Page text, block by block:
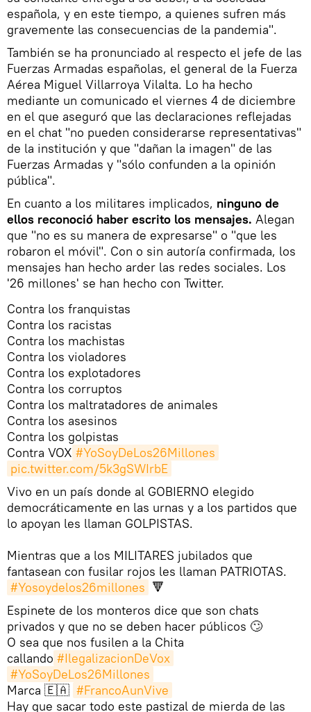
española, y en este tiempo, a quienes sufren más
gravemente las consecuencias de la pandemia".
También se ha pronunciado al respecto el jefe de las
Fuerzas Armadas españolas, el general de la Fuerza
Aérea Miguel Villarroya Vilalta. Lo ha hecho
mediante un comunicado el viernes 4 de diciembre
en el que aseguró que las declaraciones reflejadas
en el chat "no pueden considerarse representativas"
de la institución y que "dañan la imagen" de las
Fuerzas Armadas y "sólo confunden a la opinión
pública".
En cuanto a los militares implicados, ninguno de
ellos reconoció haber escrito los mensajes. Alegan
que "no es su manera de expresarse" o "que les
robaron el móvil". Con o sin autoría confirmada, los
mensajes han hecho arder las redes sociales. Los
'26 millones' se han hecho con Twitter.
Contra los franquistas
Contra los racistas
Contra los machistas
Contra los violadores
Contra los explotadores
Contra los corruptos
Contra los maltratadores de animales
Contra los asesinos
Contra los golpistas
Contra VOX #YoSoyDeLos26Millones
pic.twitter.com/5k3gSWIrbE
Vivo en un país donde al GOBIERNO elegido
democráticamente en las urnas y a los partidos que
lo apoyan les llaman GOLPISTAS.
Mientras que a los MILITARES jubilados que
fantasean con fusilar rojos les llaman PATRIOTAS.
#Yosoydelos26millones 🔻
Espinete de los monteros dice que son chats
privados y que no se deben hacer públicos 🙄
O sea que nos fusilen a la Chita
callando #IlegalizacionDeVox
#YoSoyDeLos26Millones
Marca 🇪🇦 #FrancoAunVive
Hay que sacar todo este pastizal de mierda de las